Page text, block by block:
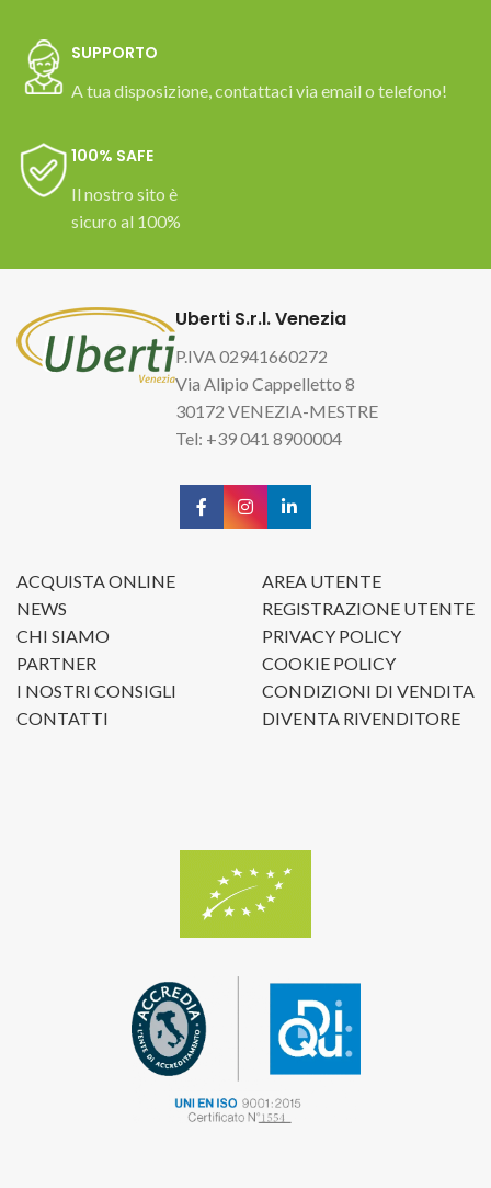
SUPPORTO
A tua disposizione, contattaci via email o telefono!
100% SAFE
Il nostro sito è
sicuro al 100%
Uberti S.r.l. Venezia
P.IVA 02941660272
Via Alipio Cappelletto 8
30172 VENEZIA-MESTRE
Tel: +39 041 8900004
ACQUISTA ONLINE
NEWS
CHI SIAMO
PARTNER
I NOSTRI CONSIGLI
CONTATTI
AREA UTENTE
REGISTRAZIONE UTENTE
PRIVACY POLICY
COOKIE POLICY
CONDIZIONI DI VENDITA
DIVENTA RIVENDITORE